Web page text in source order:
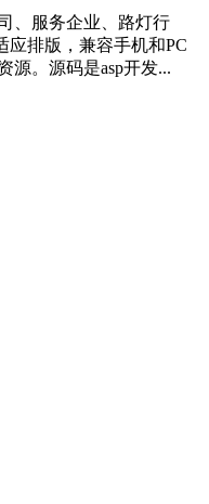
、服务企业、路灯行
应排版，兼容手机和PC
源。源码是asp开发...